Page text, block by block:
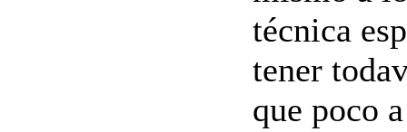
técnica
tener
que poco